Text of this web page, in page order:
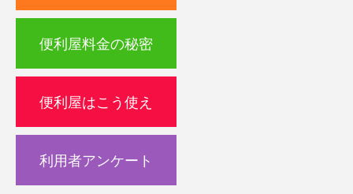
便利屋料金の秘密
便利屋はこう使え
利用者アンケート